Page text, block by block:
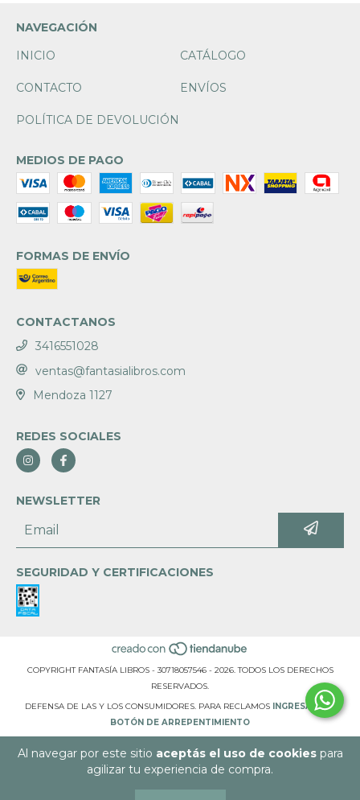
Al navegar por este sitio aceptás el uso de cookiespara
agilizar tu experiencia de compra.
NAVEGACIÓN
INICIO
CATÁLOGO
CONTACTO ENVÍOS
POLÍTICA DE DEVOLUCIÓN
MEDIOS DE PAGO
FORMAS DE ENVÍO
CONTACTANOS
3416551028
ventas@fantasialibros.com
Mendoza 1127
REDES SOCIALES
NEWSLETTER
SEGURIDAD Y CERTIFICACIONES
COPYRIGHT FANTASÍA LIBROS - 30718057546 - 2026. TODOS LOS DERECHOS
RESERVADOS.
DEFENSA DE LAS Y LOS CONSUMIDORES. PARA RECLAMOS INGRESÁ ACÁ.
BOTÓN DE ARREPENTIMIENTO